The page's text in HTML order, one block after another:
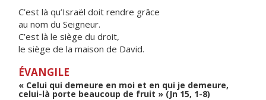
C’est là qu’Israël doit rendre grâce
au nom du Seigneur.
C’est là le siège du droit,
le siège de la maison de David.
ÉVANGILE
« Celui qui demeure en moi et en qui je demeure,
celui-là porte beaucoup de fruit » (Jn 15, 1-8)